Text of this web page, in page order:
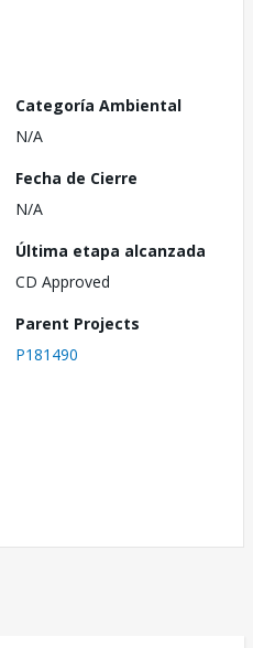
Categoría Ambiental
N/A
Fecha de Cierre
N/A
Última etapa alcanzada
CD Approved
Parent Projects
P181490